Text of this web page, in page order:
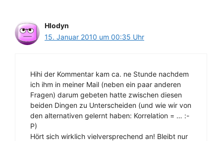
Hlodyn
15. Januar 2010 um 00:35 Uhr
Hihi der Kommentar kam ca. ne Stunde nachdem
ich ihm in meiner Mail (neben ein paar anderen
Fragen) darum gebeten hatte zwischen diesen
beiden Dingen zu Unterscheiden (und wie wir von
den alternativen gelernt haben: Korrelation = … :-
P)
Hört sich wirklich vielversprechend an! Bleibt nur